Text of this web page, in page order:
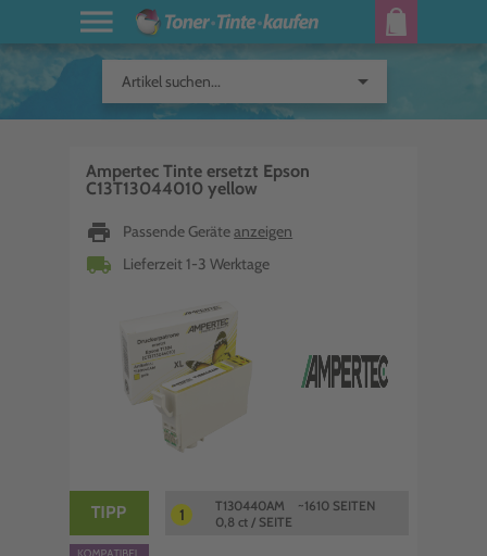
Artikel suchen... arrow_drop_down
Ampertec Tinte ersetzt Epson
C13T13044010 yellow
print Passende Geräteanzeigen
local_shipping Lieferzeit 1-3 Werktage
1
T130440AM ~1610 SEITEN
0,8 ct / SEITE